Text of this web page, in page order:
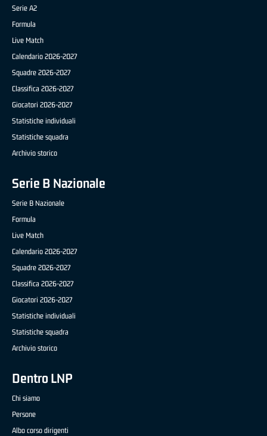
Serie A2
Formula
Live Match
Calendario 2026-2027
Squadre 2026-2027
Classifica 2026-2027
Giocatori 2026-2027
Statistiche individuali
Statistiche squadra
Archivio storico
Serie B Nazionale
Serie B Nazionale
Formula
Live Match
Calendario 2026-2027
Squadre 2026-2027
Classifica 2026-2027
Giocatori 2026-2027
Statistiche individuali
Statistiche squadra
Archivio storico
Dentro LNP
Chi siamo
Persone
Albo corso dirigenti